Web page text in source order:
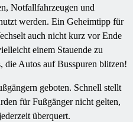
Notfallfahrzeugen und
werden. Ein Geheimtipp für
auch nicht kurz vor Ende
einem Stauende zu
die Autos auf Busspuren blitzen!
geboten. Schnell stellt
für Fußgänger nicht gelten,
überquert.